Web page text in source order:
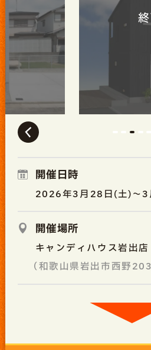
終了しま
開催日時
2026年3月28日(土)～
開催場所
キャンディハウス岩出店
（和歌山県岩出市西野